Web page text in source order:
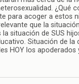
¿Qué
para acoger a estos
que la
la situación de SUS
Situación de la
HOY los apoderados